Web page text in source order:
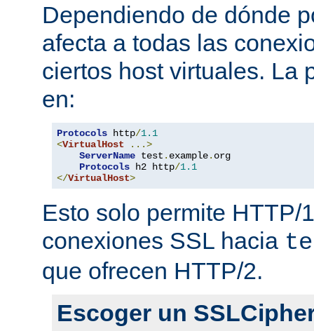
Dependiendo de dónde
afecta a todas las
ciertos host virtuales. La
en:
Protocols http/1.1
<VirtualHost
...>
ServerName test . example. org
Protocols h2 http/1.1
</VirtualHost>
Esto solo permite HTTP/
conexiones SSL hacia
que ofrecen HTTP/2.
Escoger un